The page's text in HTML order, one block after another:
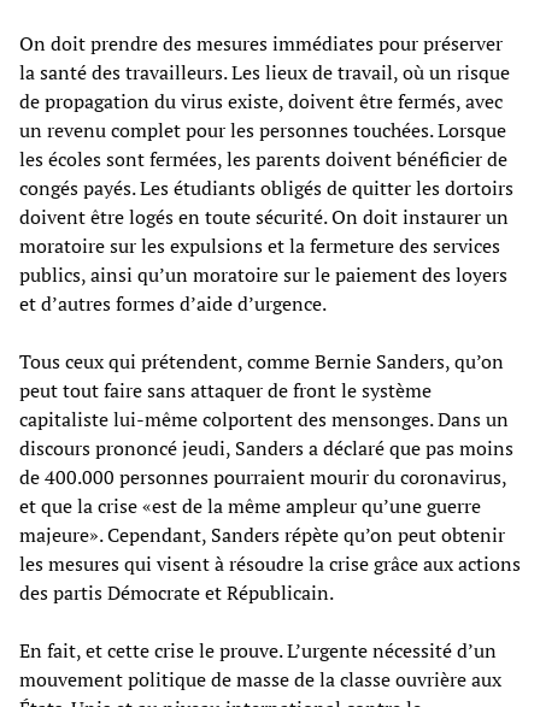
On doit prendre des mesures immédiates pour préserver
la santé des travailleurs. Les lieux de travail, où un risque
de propagation du virus existe, doivent être fermés, avec
un revenu complet pour les personnes touchées. Lorsque
les écoles sont fermées, les parents doivent bénéficier de
congés payés. Les étudiants obligés de quitter les dortoirs
doivent être logés en toute sécurité. On doit instaurer un
moratoire sur les expulsions et la fermeture des services
publics, ainsi qu’un moratoire sur le paiement des loyers
et d’autres formes d’aide d’urgence.
Tous ceux qui prétendent, comme Bernie Sanders, qu’on
peut tout faire sans attaquer de front le système
capitaliste lui-même colportent des mensonges. Dans un
discours prononcé jeudi, Sanders a déclaré que pas moins
de 400.000 personnes pourraient mourir du coronavirus,
et que la crise «est de la même ampleur qu’une guerre
majeure». Cependant, Sanders répète qu’on peut obtenir
les mesures qui visent à résoudre la crise grâce aux actions
des partis Démocrate et Républicain.
En fait, et cette crise le prouve. L’urgente nécessité d’un
mouvement politique de masse de la classe ouvrière aux